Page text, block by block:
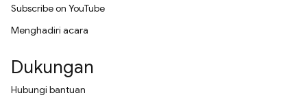
Subscribe on YouTube
Menghadiri acara
Dukungan
Hubungi bantuan